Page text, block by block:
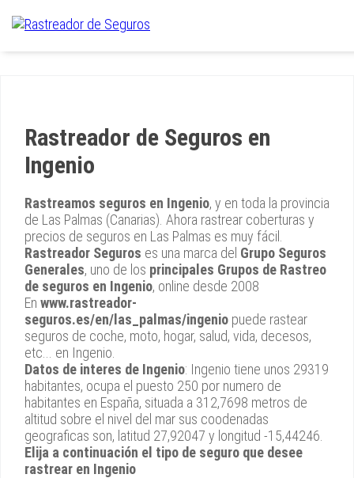
Rastreador de Seguros en
Ingenio
Rastreamos seguros en Ingenio, y en toda la provincia
de Las Palmas (Canarias). Ahora rastrear coberturas y
precios de seguros en Las Palmas es muy fácil.
Rastreador Seguros es una marca del Grupo Seguros
Generales, uno de los principales Grupos de Rastreo
de seguros en Ingenio, online desde 2008
En www.rastreador-
seguros.es/en/las_palmas/ingenio puede rastear
seguros de coche, moto, hogar, salud, vida, decesos,
etc... en Ingenio.
Datos de interes de Ingenio: Ingenio tiene unos 29319
habitantes, ocupa el puesto 250 por numero de
habitantes en España, situada a 312,7698 metros de
altitud sobre el nivel del mar sus coodenadas
geograficas son, latitud 27,92047 y longitud -15,44246.
Elija a continuación el tipo de seguro que desee
rastrear en Ingenio